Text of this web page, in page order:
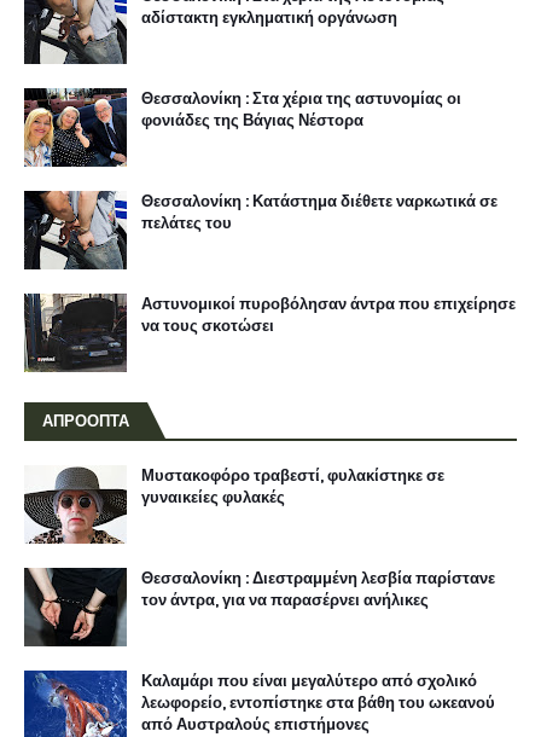
αδίστακτη εγκληματική οργάνωση
Θεσσαλονίκη : Στα χέρια της αστυνομίας οι
φονιάδες της Βάγιας Νέστορα
Θεσσαλονίκη : Κατάστημα διέθετε ναρκωτικά σε
πελάτες του
Αστυνομικοί πυροβόλησαν άντρα που επιχείρησε
να τους σκοτώσει
ΑΠΡΟΟΠΤΑ
Μυστακοφόρο τραβεστί, φυλακίστηκε σε
γυναικείες φυλακές
Θεσσαλονίκη : Διεστραμμένη λεσβία παρίστανε
τον άντρα, για να παρασέρνει ανήλικες
Καλαμάρι που είναι μεγαλύτερο από σχολικό
λεωφορείο, εντοπίστηκε στα βάθη του ωκεανού
από Αυστραλούς επιστήμονες